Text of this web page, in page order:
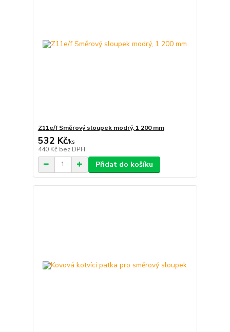
Z11e/f Směrový sloupek modrý, 1 200 mm
532 Kč/ks
440 Kč bez DPH
Přidat do košíku